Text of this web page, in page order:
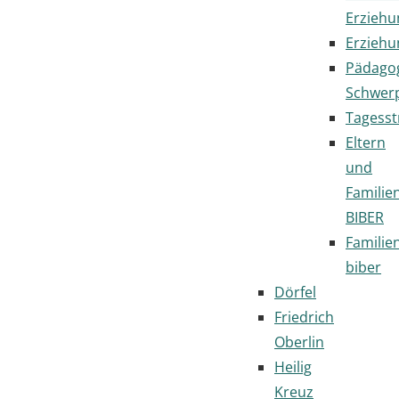
Eltern
und
BIBER
biber
Dörfel
Friedrich
Oberlin
Heilig
Kreuz